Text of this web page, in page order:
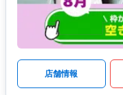
店舗情報